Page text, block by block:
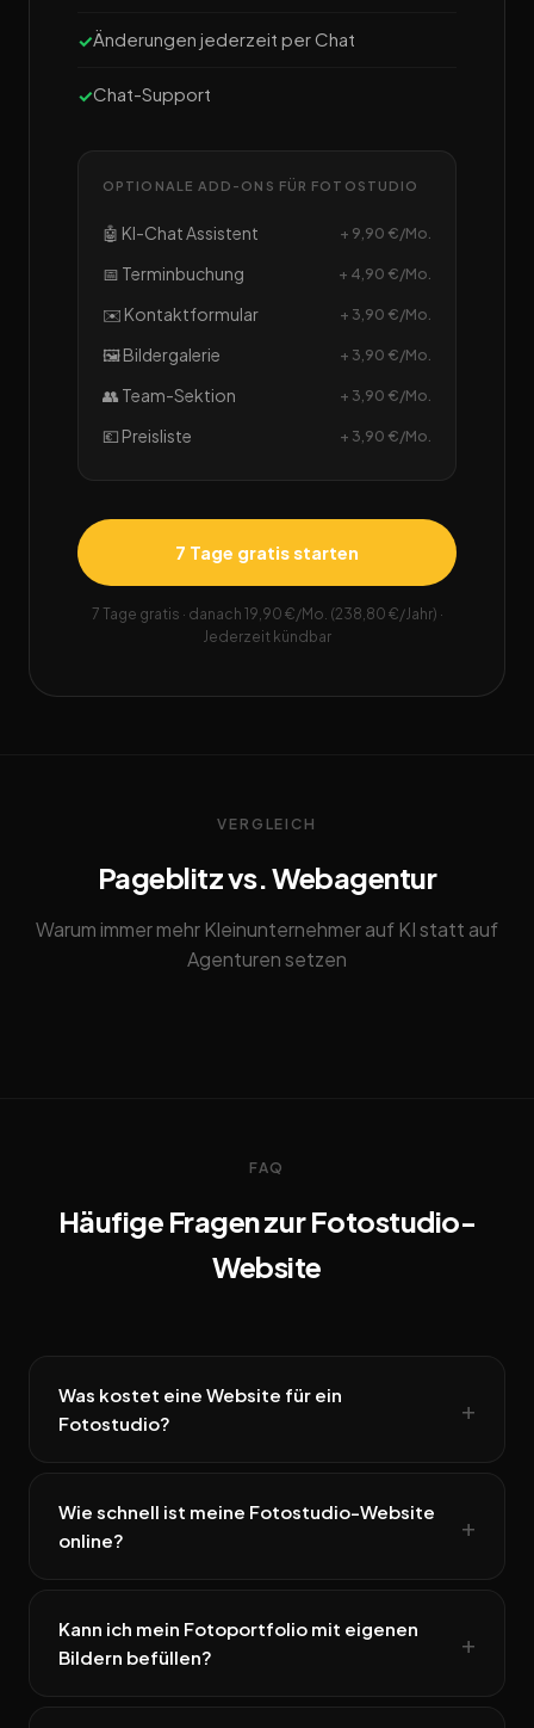
Änderungen jederzeit per Chat
Chat-Support
OPTIONALE ADD-ONS FÜR FOTOSTUDIO
🤖 KI-Chat Assistent + 9,90 €/Mo.
📅 Terminbuchung + 4,90 €/Mo.
✉️ Kontaktformular + 3,90 €/Mo.
🖼️ Bildergalerie + 3,90 €/Mo.
👥 Team-Sektion + 3,90 €/Mo.
💶 Preisliste + 3,90 €/Mo.
7 Tage gratis starten
7 Tage gratis · danach 19,90 €/Mo. (238,80 €/Jahr) ·
Jederzeit kündbar
VERGLEICH
Pageblitz vs. Webagentur
Warum immer mehr Kleinunternehmer auf KI statt auf
Agenturen setzen
FAQ
Häufige Fragen zur Fotostudio-
Website
Was kostet eine Website für ein
Fotostudio?
Wie schnell ist meine Fotostudio-Website
online?
Kann ich mein Fotoportfolio mit eigenen
Bildern befüllen?